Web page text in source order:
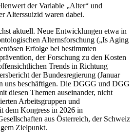
der Variable „Alter“ und
Alterssuizid waren dabei.
aktuell. Neue Entwicklungen etwa in
Alternsforschung („Is Aging
Erfolge bei bestimmten
der Forschung zu den Kosten
Trends in Richtung
der Bundesregierung (Januar
uns beschäftigen. Die DGGG und DGG
diesen Themen auseinander, nicht
Arbeitsgruppen und
dem Kongress in 2026 in
aus Österreich, der Schweiz
Zielpunkt.